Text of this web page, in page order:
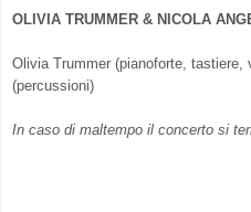
OLIVIA TRUMMER & NICOLA
Olivia Trummer (pianoforte, tastiere,
(percussioni)
In caso di maltempo il concerto si